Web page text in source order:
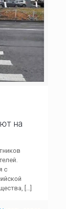
на
с
[…]